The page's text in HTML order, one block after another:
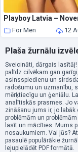
For Men 12
Plaša žurnālu
Sveicināti, dārgais
palīdz cilvēkam gan
asinsspiedienu un
radošumu un uzmanību,
mērķtiecīgu un ģeniālu.
analītiskās prasmes. Jo
zināšanu jums ir, jo
problēmām un
lasīt un mācīties. Mums
nosaukumiem. Vai jūs?
pasaulē populārākie
lejupielādēt PDF formātā.